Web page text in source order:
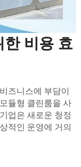
비용 효
즈니스에 부담이
듈형 클린룸을 사
업은 새로운 청정
적인 운영에 거의